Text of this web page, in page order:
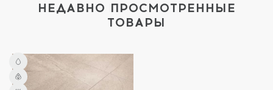
НЕДАВНО ПРОСМОТРЕННЫЕ
ТОВАРЫ